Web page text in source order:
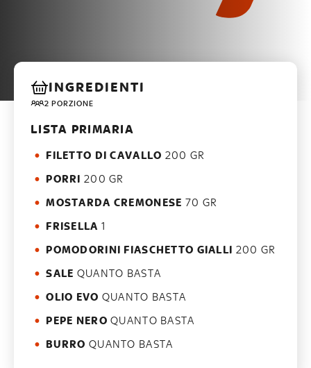
INGREDIENTI
2 PORZIONE
LISTA PRIMARIA
FILETTO DI CAVALLO 200 GR
PORRI 200 GR
MOSTARDA CREMONESE 70 GR
FRISELLA 1
POMODORINI FIASCHETTO GIALLI 200 GR
SALE QUANTO BASTA
OLIO EVO QUANTO BASTA
PEPE NERO QUANTO BASTA
BURRO QUANTO BASTA